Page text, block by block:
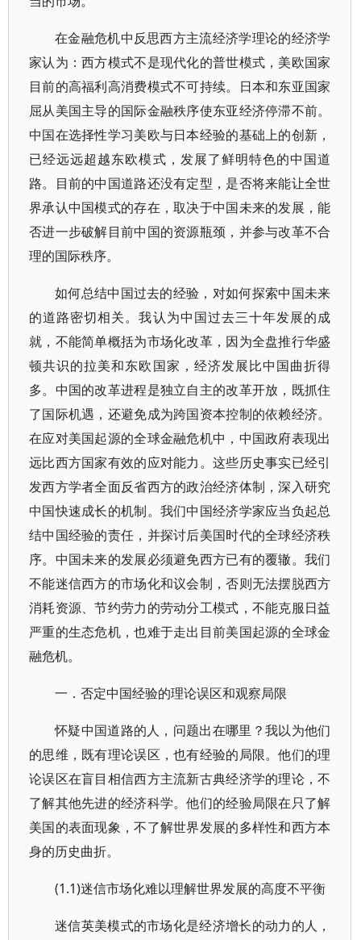
在金融危机中反思西方主流经济学理论的经济学
家认为：西方模式不是现代化的普世模式，美欧国家
目前的高福利高消费模式不可持续。日本和东亚国家
屈从美国主导的国际金融秩序使东亚经济停滞不前。
中国在选择性学习美欧与日本经验的基础上的创新，
已经远远超越东欧模式，发展了鲜明特色的中国道
路。目前的中国道路还没有定型，是否将来能让全世
界承认中国模式的存在，取决于中国未来的发展，能
否进一步破解目前中国的资源瓶颈，并参与改革不合
理的国际秩序。
如何总结中国过去的经验，对如何探索中国未来
的道路密切相关。我认为中国过去三十年发展的成
就，不能简单概括为市场化改革，因为全盘推行华盛
顿共识的拉美和东欧国家，经济发展比中国曲折得
多。中国的改革进程是独立自主的改革开放，既抓住
了国际机遇，还避免成为跨国资本控制的依赖经济。
在应对美国起源的全球金融危机中，中国政府表现出
远比西方国家有效的应对能力。这些历史事实已经引
发西方学者全面反省西方的政治经济体制，深入研究
中国快速成长的机制。我们中国经济学家应当负起总
结中国经验的责任，并探讨后美国时代的全球经济秩
序。中国未来的发展必须避免西方已有的覆辙。我们
不能迷信西方的市场化和议会制，否则无法摆脱西方
消耗资源、节约劳力的劳动分工模式，不能克服日益
严重的生态危机，也难于走出目前美国起源的全球金
融危机。
一．否定中国经验的理论误区和观察局限
怀疑中国道路的人，问题出在哪里？我以为他们
的思维，既有理论误区，也有经验的局限。他们的理
论误区在盲目相信西方主流新古典经济学的理论，不
了解其他先进的经济科学。他们的经验局限在只了解
美国的表面现象，不了解世界发展的多样性和西方本
身的历史曲折。
(1.1)迷信市场化难以理解世界发展的高度不平衡
迷信英美模式的市场化是经济增长的动力的人，